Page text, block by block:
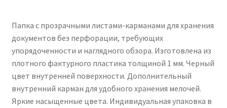
составляла
759,00₽.
570,00₽.
Папка с прозрачными листами-карманами для хранения
документов без перфорации, требующих
упорядоченности и наглядного обзора. Изготовлена из
плотного фактурного пластика толщиной 1 мм. Черный
цвет внутренней поверхности. Дополнительный
внутренний карман для удобного хранения мелочей.
Яркие насыщенные цвета. Индивидуальная упаковка в